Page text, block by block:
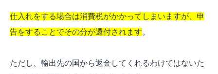
仕入れをする場合は消費税がかかってしまいますが、申
告をすることでその分が還付されます。
ただし、輸出先の国から返金してくれるわけではないた